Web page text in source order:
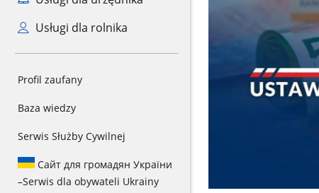
Usługi dla rolnika
Profil zaufany
Baza wiedzy
Serwis Służby Cywilnej
Сайт для громадян України
–Serwis dla obywateli Ukrainy